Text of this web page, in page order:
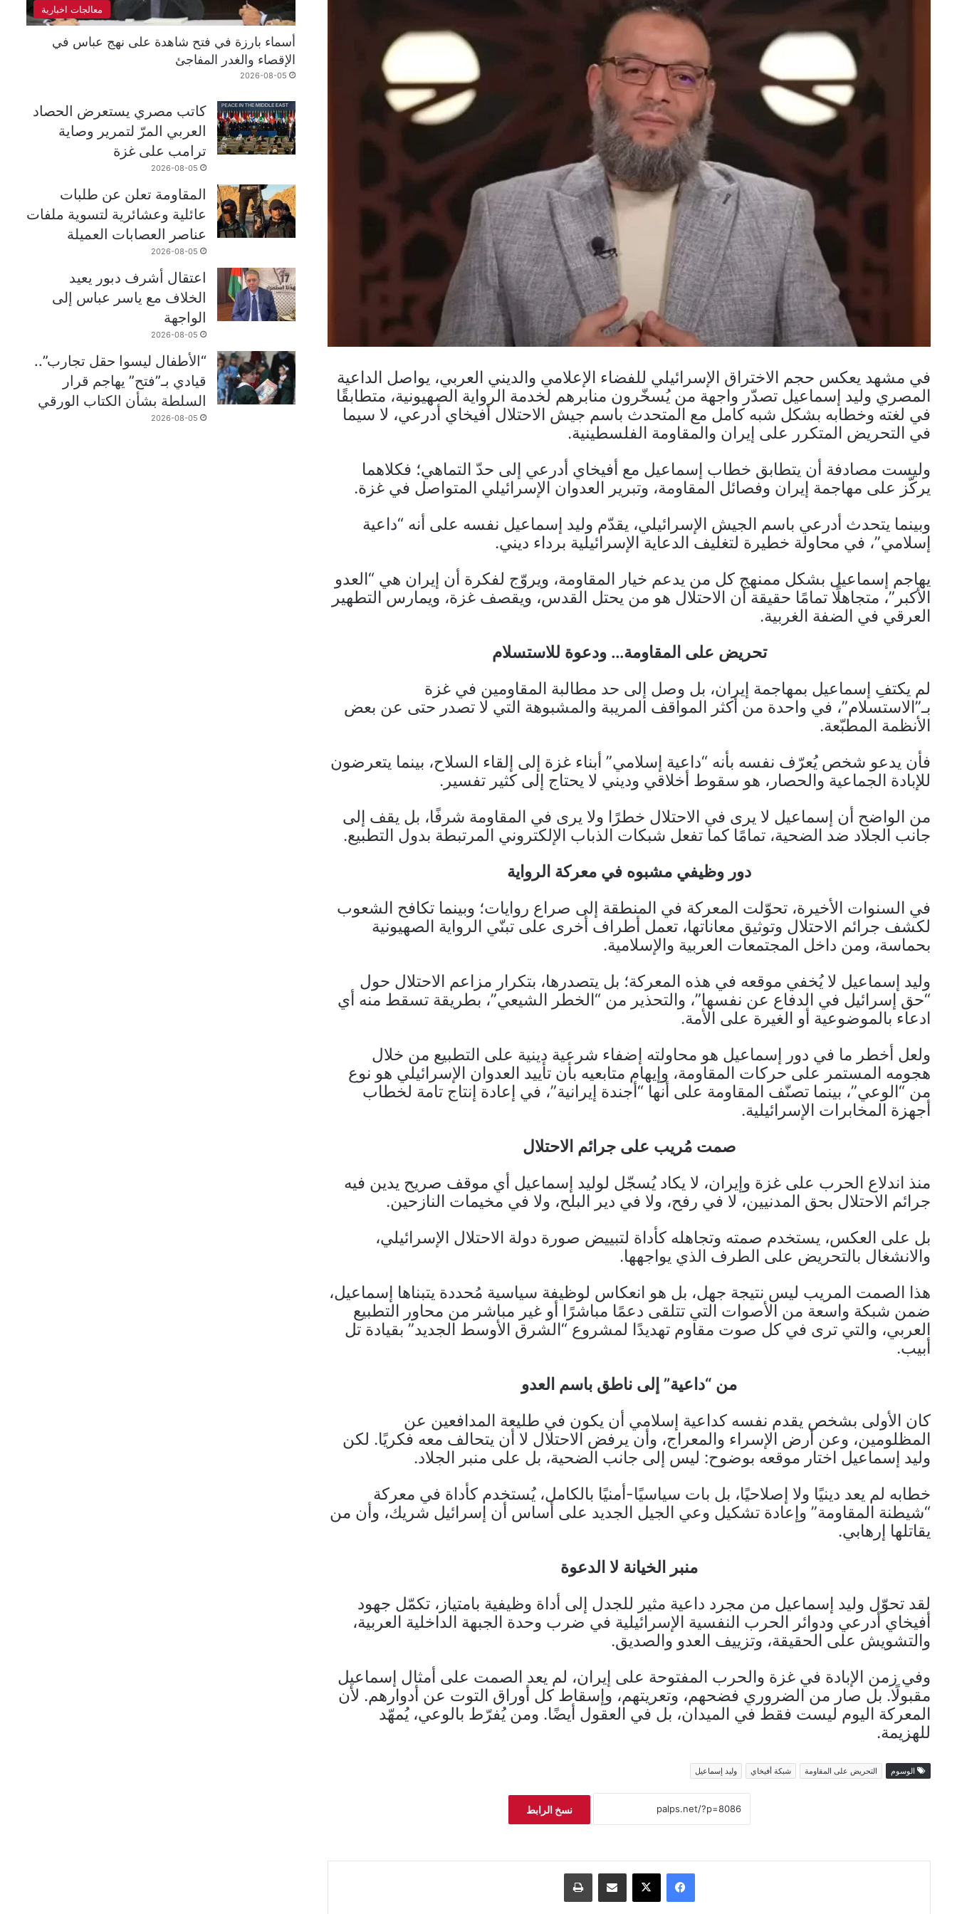
في مشهد يعكس حجم الاختراق الإسرائيلي للفضاء الإعلامي والديني العربي، يواصل الداعية
المصري وليد إسماعيل تصدّر واجهة من يُسخّرون منابرهم لخدمة الرواية الصهيونية، متطابقًا
في لغته وخطابه بشكل شبه كامل مع المتحدث باسم جيش الاحتلال أفيخاي أدرعي، لا سيما
في التحريض المتكرر على إيران والمقاومة الفلسطينية.
وليست مصادفة أن يتطابق خطاب إسماعيل مع أفيخاي أدرعي إلى حدّ التماهي؛ فكلاهما
يركّز على مهاجمة إيران وفصائل المقاومة، وتبرير العدوان الإسرائيلي المتواصل في غزة.
وبينما يتحدث أدرعي باسم الجيش الإسرائيلي، يقدّم وليد إسماعيل نفسه على أنه “داعية
إسلامي”، في محاولة خطيرة لتغليف الدعاية الإسرائيلية برداء ديني.
يهاجم إسماعيل بشكل ممنهج كل من يدعم خيار المقاومة، ويروّج لفكرة أن إيران هي “العدو
الأكبر”، متجاهلًا تمامًا حقيقة أن الاحتلال هو من يحتل القدس، ويقصف غزة، ويمارس التطهير
العرقي في الضفة الغربية.
تحريض على المقاومة… ودعوة للاستسلام
لم يكتفِ إسماعيل بمهاجمة إيران، بل وصل إلى حد مطالبة المقاومين في غزة
بـ”الاستسلام”، في واحدة من أكثر المواقف المريبة والمشبوهة التي لا تصدر حتى عن بعض
الأنظمة المطبّعة.
فأن يدعو شخص يُعرّف نفسه بأنه “داعية إسلامي” أبناء غزة إلى إلقاء السلاح، بينما يتعرضون
للإبادة الجماعية والحصار، هو سقوط أخلاقي وديني لا يحتاج إلى كثير تفسير.
من الواضح أن إسماعيل لا يرى في الاحتلال خطرًا ولا يرى في المقاومة شرفًا، بل يقف إلى
جانب الجلاد ضد الضحية، تمامًا كما تفعل شبكات الذباب الإلكتروني المرتبطة بدول التطبيع.
دور وظيفي مشبوه في معركة الرواية
في السنوات الأخيرة، تحوّلت المعركة في المنطقة إلى صراع روايات؛ وبينما تكافح الشعوب
لكشف جرائم الاحتلال وتوثيق معاناتها، تعمل أطراف أخرى على تبنّي الرواية الصهيونية
بحماسة، ومن داخل المجتمعات العربية والإسلامية.
وليد إسماعيل لا يُخفي موقعه في هذه المعركة؛ بل يتصدرها، بتكرار مزاعم الاحتلال حول
“حق إسرائيل في الدفاع عن نفسها”، والتحذير من “الخطر الشيعي”، بطريقة تسقط منه أي
ادعاء بالموضوعية أو الغيرة على الأمة.
ولعل أخطر ما في دور إسماعيل هو محاولته إضفاء شرعية دينية على التطبيع من خلال
هجومه المستمر على حركات المقاومة، وإيهام متابعيه بأن تأييد العدوان الإسرائيلي هو نوع
من “الوعي”، بينما تصنّف المقاومة على أنها “أجندة إيرانية”، في إعادة إنتاج تامة لخطاب
أجهزة المخابرات الإسرائيلية.
صمت مُريب على جرائم الاحتلال
منذ اندلاع الحرب على غزة وإيران، لا يكاد يُسجّل لوليد إسماعيل أي موقف صريح يدين فيه
جرائم الاحتلال بحق المدنيين، لا في رفح، ولا في دير البلح، ولا في مخيمات النازحين.
بل على العكس، يستخدم صمته وتجاهله كأداة لتبييض صورة دولة الاحتلال الإسرائيلي،
والانشغال بالتحريض على الطرف الذي يواجهها.
هذا الصمت المريب ليس نتيجة جهل، بل هو انعكاس لوظيفة سياسية مُحددة يتبناها إسماعيل،
ضمن شبكة واسعة من الأصوات التي تتلقى دعمًا مباشرًا أو غير مباشر من محاور التطبيع
العربي، والتي ترى في كل صوت مقاوم تهديدًا لمشروع “الشرق الأوسط الجديد” بقيادة تل
أبيب.
من “داعية” إلى ناطق باسم العدو
كان الأولى بشخص يقدم نفسه كداعية إسلامي أن يكون في طليعة المدافعين عن
المظلومين، وعن أرض الإسراء والمعراج، وأن يرفض الاحتلال لا أن يتحالف معه فكريًا. لكن
وليد إسماعيل اختار موقعه بوضوح: ليس إلى جانب الضحية، بل على منبر الجلاد.
خطابه لم يعد دينيًا ولا إصلاحيًا، بل بات سياسيًا-أمنيًا بالكامل، يُستخدم كأداة في معركة
“شيطنة المقاومة” وإعادة تشكيل وعي الجيل الجديد على أساس أن إسرائيل شريك، وأن من
يقاتلها إرهابي.
منبر الخيانة لا الدعوة
لقد تحوّل وليد إسماعيل من مجرد داعية مثير للجدل إلى أداة وظيفية بامتياز، تكمّل جهود
أفيخاي أدرعي ودوائر الحرب النفسية الإسرائيلية في ضرب وحدة الجبهة الداخلية العربية،
والتشويش على الحقيقة، وتزييف العدو والصديق.
وفي زمن الإبادة في غزة والحرب المفتوحة على إيران، لم يعد الصمت على أمثال إسماعيل
مقبولًا. بل صار من الضروري فضحهم، وتعريتهم، وإسقاط كل أوراق التوت عن أدوارهم. لأن
المعركة اليوم ليست فقط في الميدان، بل في العقول أيضًا. ومن يُفرّط بالوعي، يُمهّد
للهزيمة.
الوسوم التحريض على المقاومة شبكة أفيخاي وليد إسماعيل
نسخ الرابط
فيسبوك ‫X مشاركة عبر البريد طباعة
معالجات اخبارية
أسماء بارزة في فتح شاهدة على نهج عباس في
الإقصاء والغدر المفاجئ
2026-08-05
كاتب مصري يستعرض الحصاد
العربي المرّ لتمرير وصاية
ترامب على غزة
2026-08-05
المقاومة تعلن عن طلبات
عائلية وعشائرية لتسوية ملفات
عناصر العصابات العميلة
2026-08-05
اعتقال أشرف دبور يعيد
الخلاف مع ياسر عباس إلى
الواجهة
2026-08-05
“الأطفال ليسوا حقل تجارب”..
قيادي بـ”فتح” يهاجم قرار
السلطة بشأن الكتاب الورقي
2026-08-05